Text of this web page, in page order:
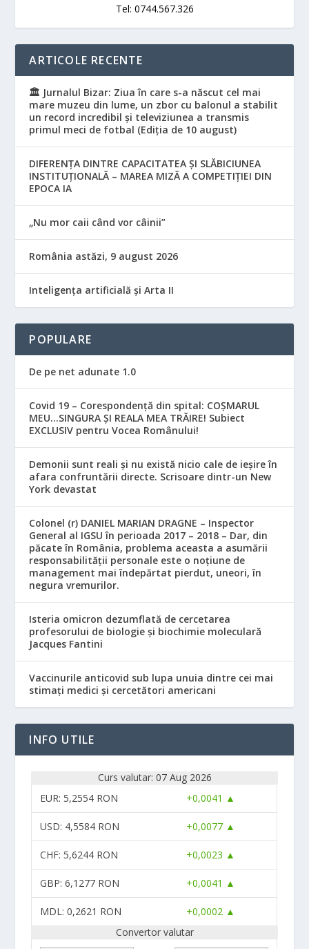
Tel: 0744.567.326
ARTICOLE RECENTE
🏛️ Jurnalul Bizar: Ziua în care s-a născut cel mai
mare muzeu din lume, un zbor cu balonul a stabilit
un record incredibil și televiziunea a transmis
primul meci de fotbal (Ediția de 10 august)
DIFERENȚA DINTRE CAPACITATEA ȘI SLĂBICIUNEA
INSTITUȚIONALĂ – MAREA MIZĂ A COMPETIȚIEI DIN
EPOCA IA
„Nu mor caii când vor câinii”
România astăzi, 9 august 2026
Inteligența artificială și Arta II
POPULARE
De pe net adunate 1.0
Covid 19 – Corespondență din spital: COȘMARUL
MEU…SINGURA ȘI REALA MEA TRĂIRE! Subiect
EXCLUSIV pentru Vocea Românului!
Demonii sunt reali și nu există nicio cale de ieșire în
afara confruntării directe. Scrisoare dintr-un New
York devastat
Colonel (r) DANIEL MARIAN DRAGNE – Inspector
General al IGSU în perioada 2017 – 2018 – Dar, din
păcate în România, problema aceasta a asumării
responsabilităţii personale este o noţiune de
management mai îndepărtat pierdut, uneori, în
negura vremurilor.
Isteria omicron dezumflată de cercetarea
profesorului de biologie și biochimie moleculară
Jacques Fantini
Vaccinurile anticovid sub lupa unuia dintre cei mai
stimați medici și cercetători americani
INFO UTILE
Curs valutar: 07 Aug 2026
EUR: 5,2554 RON +0,0041 ▲
USD: 4,5584 RON +0,0077 ▲
CHF: 5,6244 RON +0,0023 ▲
GBP: 6,1277 RON +0,0041 ▲
MDL: 0,2621 RON
+0,0002 ▲
Convertor valutar